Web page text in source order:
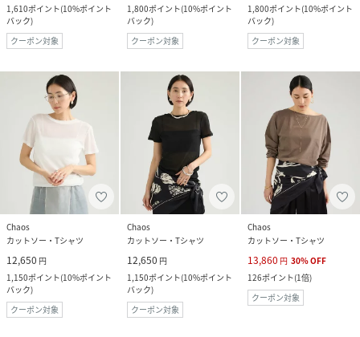
1,610ポイント(10%ポイント
バック)
クーポン対象
1,800ポイント(10%ポイント
バック)
クーポン対象
1,800ポイント(10%ポイント
バック)
クーポン対象
Chaos
カットソー・Tシャツ
12,650 円
1,150ポイント(10%ポイント
バック)
クーポン対象
Chaos
カットソー・Tシャツ
12,650 円
1,150ポイント(10%ポイント
バック)
クーポン対象
Chaos
カットソー・Tシャツ
13,860 円 30%OFF
126ポイント(1倍)
クーポン対象